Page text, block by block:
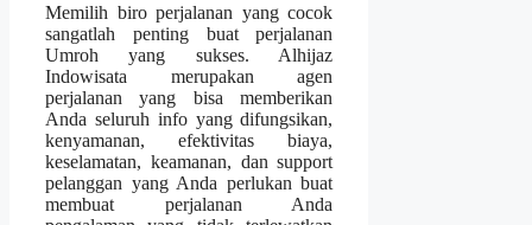
Memilih biro perjalanan yang cocok
sangatlah penting buat perjalanan
Umroh yang sukses. Alhijaz
Indowisata merupakan agen
perjalanan yang bisa memberikan
Anda seluruh info yang difungsikan,
kenyamanan, efektivitas biaya,
keselamatan, keamanan, dan support
pelanggan yang Anda perlukan buat
membuat perjalanan Anda